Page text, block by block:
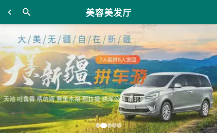
美容美发厅